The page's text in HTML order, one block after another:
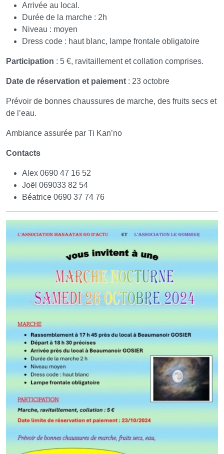
Arrivée au local.
Durée de la marche : 2h
Niveau : moyen
Dress code : haut blanc, lampe frontale obligatoire
Participation : 5 €, ravitaillement et collation comprises.
Date de réservation et paiement : 23 octobre
Prévoir de bonnes chaussures de marche, des fruits secs et
de l’eau.
Ambiance assurée par Ti Kan’no
Contacts
Alex 0690 47 16 52
Joël 069033 82 54
Béatrice 0690 37 74 76